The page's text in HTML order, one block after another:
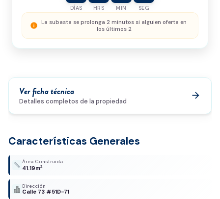
Enviar solicitud
DÍAS HRS MIN SEG
info La subasta se prolonga 2 minutos si alguien oferta en
los últimos 2
Ver ficha técnica
Detalles completos de la propiedad
arrow_forward
Características Generales
Área Construida
41.19m2
Dirección
Calle 73 #51D-71